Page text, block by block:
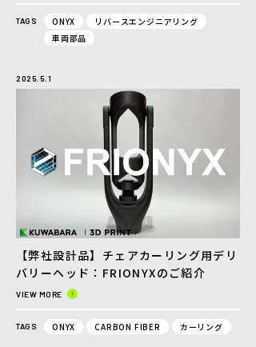
TAGS ONYX
リバースエンジニアリング
車両部品
2025.5.1
【弊社設計品】チェアカーリング用デリ
バリーヘッド：FRIONYXのご紹介
VIEW MORE
TAGS ONYX CARBON FIBER カーリング